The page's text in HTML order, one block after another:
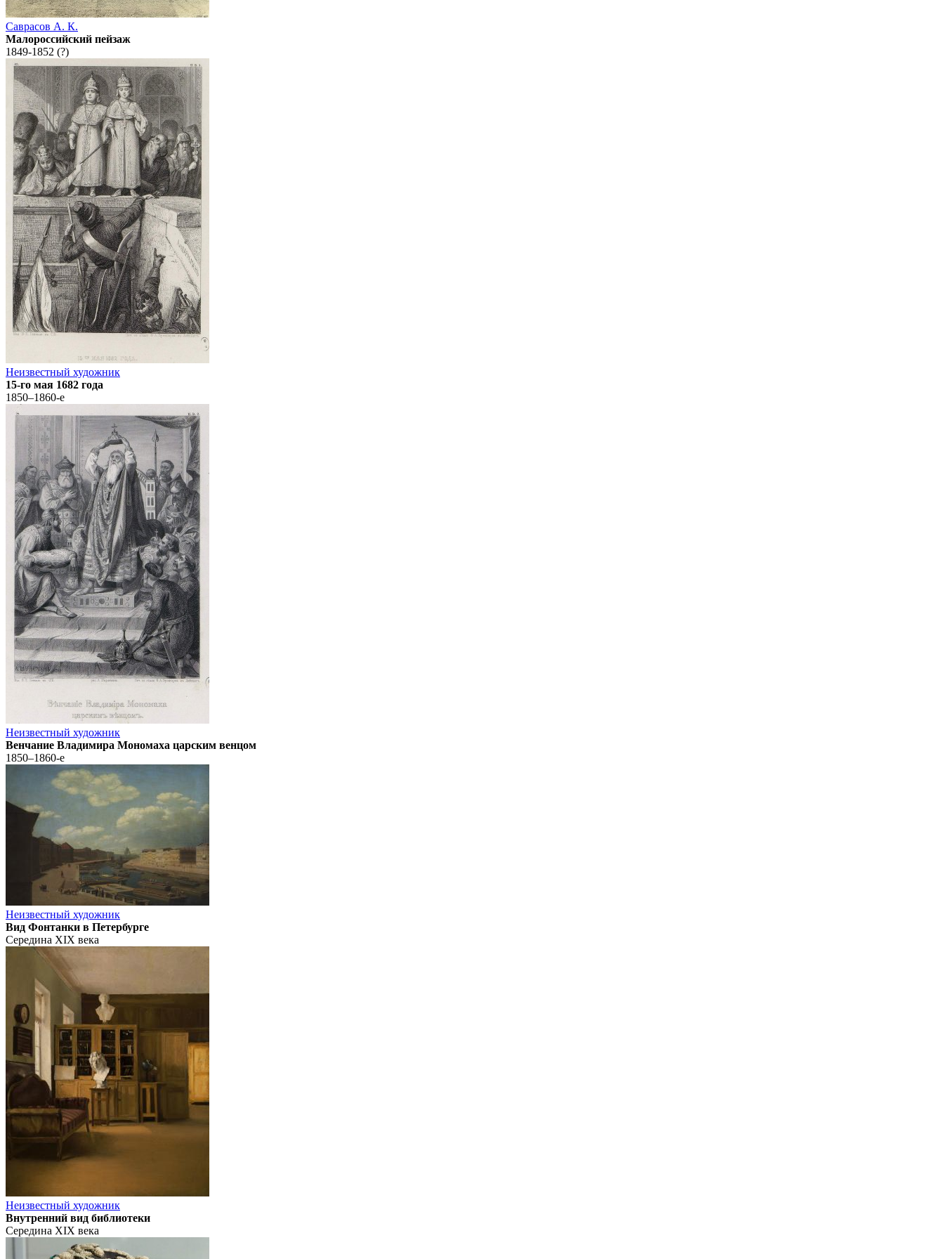
Саврасов А. К.
Малороссийский пейзаж
1849-1852 (?)
Неизвестный художник
15-го мая 1682 года
1850–1860-е
Неизвестный художник
Венчание Владимира Мономаха царским венцом
1850–1860-е
Неизвестный художник
Вид Фонтанки в Петербурге
Середина XIX века
Неизвестный художник
Внутренний вид библиотеки
Середина XIX века